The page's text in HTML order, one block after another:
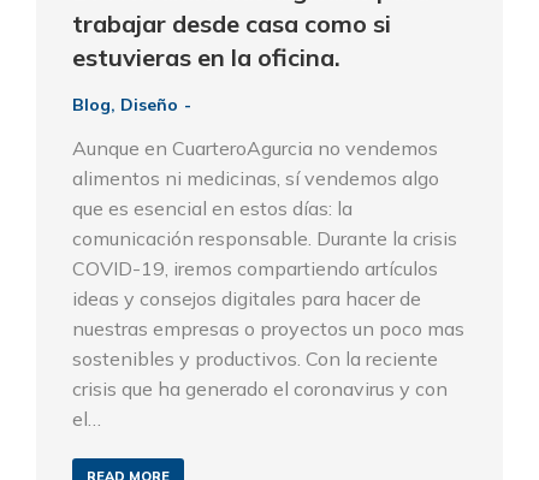
trabajar desde casa como si
estuvieras en la oficina.
Blog, Diseño
Aunque en CuarteroAgurcia no vendemos
alimentos ni medicinas, sí vendemos algo
que es esencial en estos días: la
comunicación responsable. Durante la crisis
COVID-19, iremos compartiendo artículos
ideas y consejos digitales para hacer de
nuestras empresas o proyectos un poco mas
sostenibles y productivos. Con la reciente
crisis que ha generado el coronavirus y con
el…
READ MORE